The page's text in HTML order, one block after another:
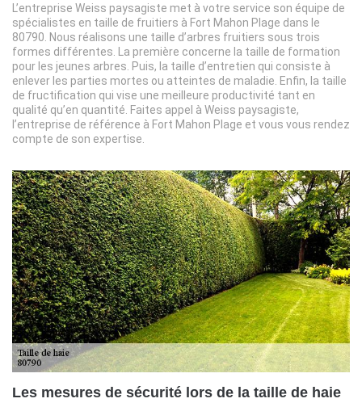
L’entreprise Weiss paysagiste met à votre service son équipe de
spécialistes en taille de fruitiers à Fort Mahon Plage dans le
80790. Nous réalisons une taille d’arbres fruitiers sous trois
formes différentes. La première concerne la taille de formation
pour les jeunes arbres. Puis, la taille d’entretien qui consiste à
enlever les parties mortes ou atteintes de maladie. Enfin, la taille
de fructification qui vise une meilleure productivité tant en
qualité qu’en quantité. Faites appel à Weiss paysagiste,
l’entreprise de référence à Fort Mahon Plage et vous vous rendez
compte de son expertise.
Les mesures de sécurité lors de la taille de haie